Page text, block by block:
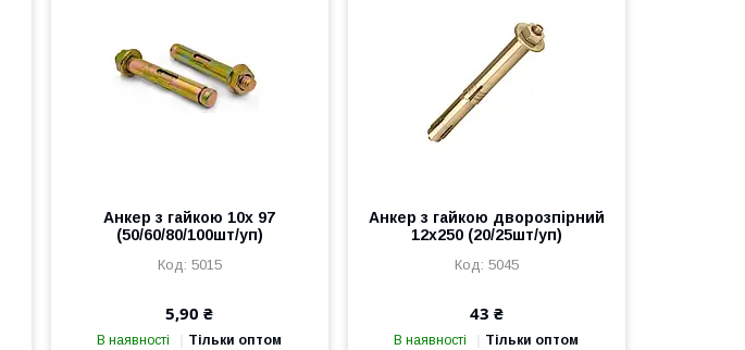
Анкер з гайкою 10х 97
(50/60/80/100шт/уп)
5015
5,90 ₴
В наявності Тільки оптом
Анкер з гайкою дворозпірний
12х250 (20/25шт/уп)
5045
43 ₴
В наявності Тільки оптом